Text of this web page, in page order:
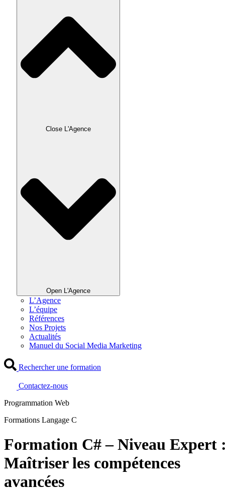
Close L'Agence
Open L'Agence
L’Agence
L’équipe
Références
Nos Projets
Actualités
Manuel du Social Media Marketing
Rechercher une formation
Contactez-nous
Programmation Web
Formations Langage C
Formation C# – Niveau Expert
Maîtriser les compétences
avancées